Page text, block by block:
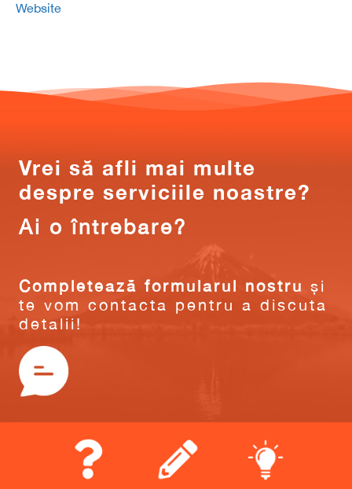
Website
Vrei să afli mai multe
despre serviciile noastre?
Ai o întrebare?
Completează formularul nostru și
te vom contacta pentru a discuta
detalii!